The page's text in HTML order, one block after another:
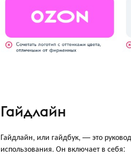
Гайдлайн
Гайдлайн, или гайдбук, — это
использования. Он включает в себя: